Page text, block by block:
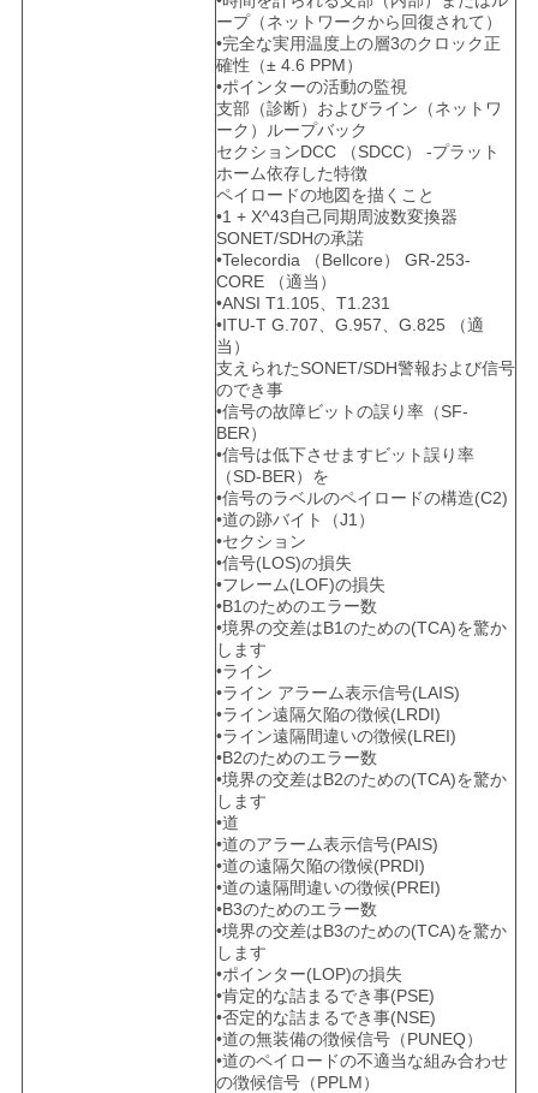
ープ（ネットワークから回復されて）
•完全な実用温度上の層3のクロック正
確性（± 4.6 PPM）
•ポインターの活動の監視
支部（診断）およびライン（ネットワ
ーク）ループバック
セクションDCC （SDCC） -プラット
ホーム依存した特徴
ペイロードの地図を描くこと
•1 + X^43自己同期周波数変換器
SONET/SDHの承諾
•Telecordia （Bellcore） GR-253-
CORE （適当）
•ANSI T1.105、T1.231
•ITU-T G.707、G.957、G.825 （適
当）
支えられたSONET/SDH警報および信号
のでき事
•信号の故障ビットの誤り率（SF-
BER）
•信号は低下させますビット誤り率
（SD-BER）を
•信号のラベルのペイロードの構造(C2)
•道の跡バイト（J1）
•セクション
•信号(LOS)の損失
•フレーム(LOF)の損失
•B1のためのエラー数
•境界の交差はB1のための(TCA)を驚か
します
•ライン
•ライン アラーム表示信号(LAIS)
•ライン遠隔欠陥の徴候(LRDI)
•ライン遠隔間違いの徴候(LREI)
•B2のためのエラー数
•境界の交差はB2のための(TCA)を驚か
します
•道
•道のアラーム表示信号(PAIS)
•道の遠隔欠陥の徴候(PRDI)
•道の遠隔間違いの徴候(PREI)
•B3のためのエラー数
•境界の交差はB3のための(TCA)を驚か
します
•ポインター(LOP)の損失
•肯定的な詰まるでき事(PSE)
•否定的な詰まるでき事(NSE)
•道の無装備の徴候信号（PUNEQ）
•道のペイロードの不適当な組み合わせ
の徴候信号（PPLM）